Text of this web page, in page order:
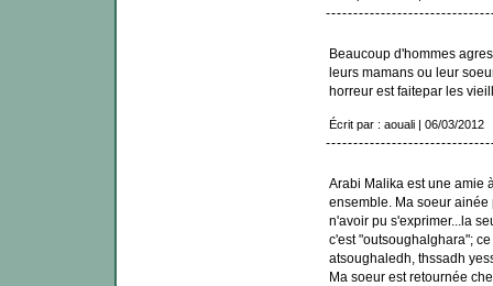
Beaucoup d'hommes
leurs mamans ou leur
horreur est faitepar les
Écrit par : aouali | 06/03/2012
Arabi Malika est une amie
ensemble. Ma soeur ainée
n'avoir pu s'exprimer...la
c'est "outsoughalghara";
atsoughaledh, thssadh
Ma soeur est retournée